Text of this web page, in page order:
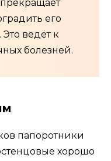
прекращает
его
Это ведёт к
болезней.
папоротники
хорошо